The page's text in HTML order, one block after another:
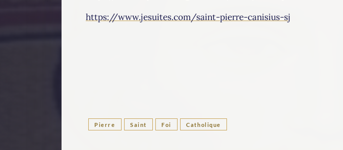
https://www.jesuites.com/saint-pierre-canisius-sj
Pierre Saint Foi Catholique